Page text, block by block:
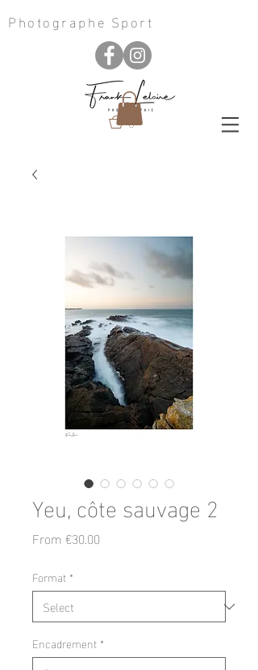
Photographe Sport
0
Yeu, côte sauvage 2
From €30.00
Format *
Encadrement *